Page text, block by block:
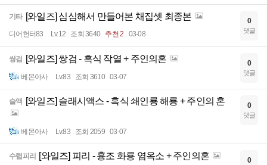
기타 [와일즈] 심심해서 만들어본 채집셋 최종본
디어헌터83 Lv.12 조회 3640 추천 2 03-08
0
댓글
쌍검 [와일즈] 쌍검 - 흑식 작열 + 주인의혼
베몬아사 Lv.83 조회 3610 03-07
0
댓글
슬액 [와일즈] 슬래시액스 - 흑식 쇄인룡 해룡 + 주인의 혼
베몬아사 Lv.83 조회 2059 03-07
0
댓글
수렵피리 [와일즈] 피리 - 흉조 화룡 염옥소 + 주인의혼 0